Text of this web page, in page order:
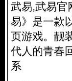
武易,武易官
易》是一款
页游戏。 靓
代人的青春
系